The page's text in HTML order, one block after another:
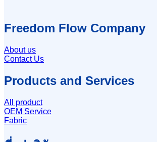
Freedom Flow Company
About us
Contact Us
Products and Services
All product
OEM Service
Fabric